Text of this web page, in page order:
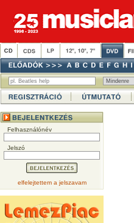
Felhasználónév
Jelszó
elfelejtettem a jelszavam